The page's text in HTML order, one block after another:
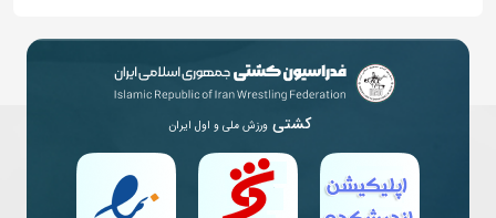
کشتی ورزش ملی و اول ایران